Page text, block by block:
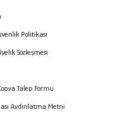
Politikası
Sözleşmesi
Talep Formu
Aydınlatma Metni